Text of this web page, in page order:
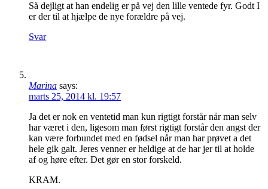
Så dejligt at han endelig er på vej den lille ventede fyr. Godt I
er der til at hjælpe de nye forældre på vej.
Svar
Marina says:
marts 25, 2014 kl. 19:57
Ja det er nok en ventetid man kun rigtigt forstår når man selv
har været i den, ligesom man først rigtigt forstår den angst der
kan være forbundet med en fødsel når man har prøvet a det
hele gik galt. Jeres venner er heldige at de har jer til at holde
af og høre efter. Det gør en stor forskeld.
KRAM.